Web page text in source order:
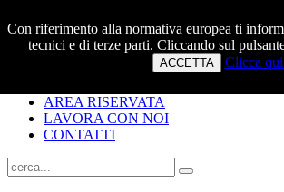
HOME
AREA RISERVATA
LAVORA CON NOI
CONTATTI
Con riferimento alla normativa europea ti
tecnici e di terze parti. Cliccando sul
ACCETTA Clicca